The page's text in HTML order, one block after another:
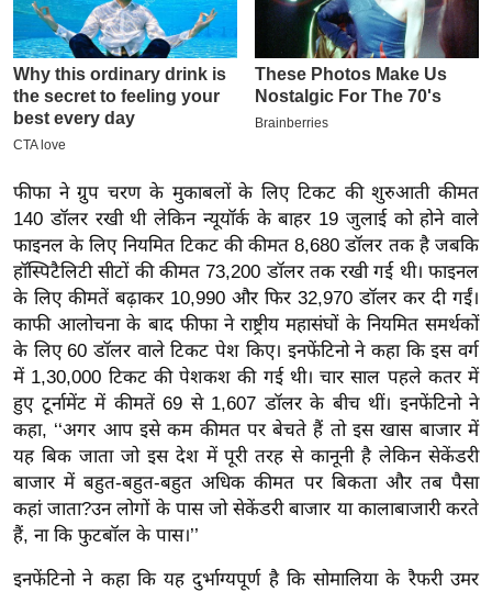
र
मि
सा
ल
मि
सा
ल
श
ख्सि
य
त
यं
ग
इं
डि
या
सा
हि
फीफा ने ग्रुप चरण के मुकाबलों के लिए टिकट की शुरुआती कीमत
140 डॉलर रखी थी लेकिन न्यूयॉर्क के बाहर 19 जुलाई को होने वाले
फाइनल के लिए नियमित टिकट की कीमत 8,680 डॉलर तक है जबकि
हॉस्पिटैलिटी सीटों की कीमत 73,200 डॉलर तक रखी गई थी। फाइनल
के लिए कीमतें बढ़ाकर 10,990 और फिर 32,970 डॉलर कर दी गईं।
काफी आलोचना के बाद फीफा ने राष्ट्रीय महासंघों के नियमित समर्थकों
के लिए 60 डॉलर वाले टिकट पेश किए। इनफेंटिनो ने कहा कि इस वर्ग
में 1,30,000 टिकट की पेशकश की गई थी। चार साल पहले कतर में
हुए टूर्नामेंट में कीमतें 69 से 1,607 डॉलर के बीच थीं। इनफेंटिनो ने
कहा, ‘‘अगर आप इसे कम कीमत पर बेचते हैं तो इस खास बाजार में
यह बिक जाता जो इस देश में पूरी तरह से कानूनी है लेकिन सेकेंडरी
बाजार में बहुत-बहुत-बहुत अधिक कीमत पर बिकता और तब पैसा
कहां जाता?उन लोगों के पास जो सेकेंडरी बाजार या कालाबाजारी करते
हैं, ना कि फुटबॉल के पास।’’
इनफेंटिनो ने कहा कि यह दुर्भाग्यपूर्ण है कि सोमालिया के रैफरी उमर